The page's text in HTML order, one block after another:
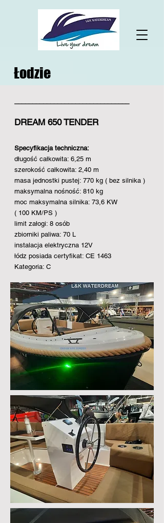
Łodzie
DREAM 650 TENDER
Specyfikacja techniczna:
długość całkowita: 6,25 m
szerokość całkowita: 2,40 m
masa jednostki pustej: 770 kg ( bez silnika )
maksymalna nośność: 810 kg
moc maksymalna silnika: 73,6 KW
( 100 KM/PS )
limit załogi: 8 osób
zbiorniki paliwa: 70 L
instalacja elektryczna 12V
łódz posiada certyfikat: CE 1463
Kategoria: C